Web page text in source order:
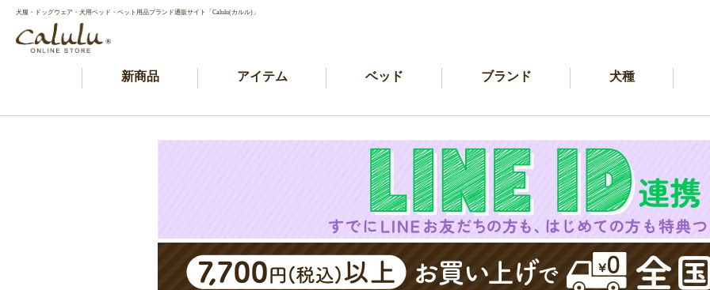
犬服・ドッグウェア・犬用ベッド・ペット用品ブランド通販サイト「Calulu(カルル)」
新商品 アイテム ベッド ブランド 犬種